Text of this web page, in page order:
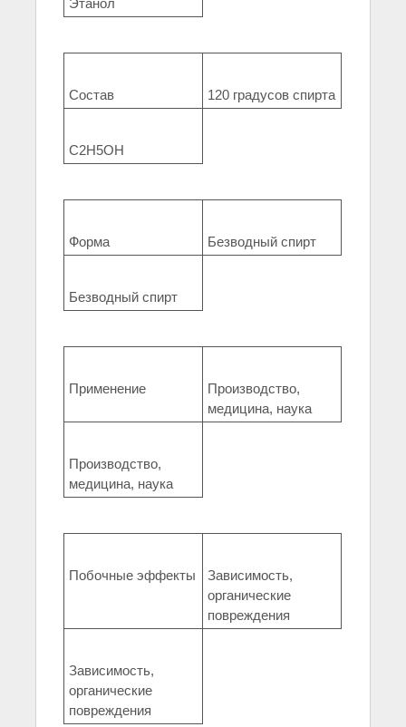
Этанол
Состав 120 градусов спирта
C2H5OH
Форма Безводный спирт
Безводный спирт
Применение
Производство,
медицина, наука
Производство,
медицина, наука
Побочные эффекты
Зависимость,
органические
повреждения
Зависимость,
органические
повреждения